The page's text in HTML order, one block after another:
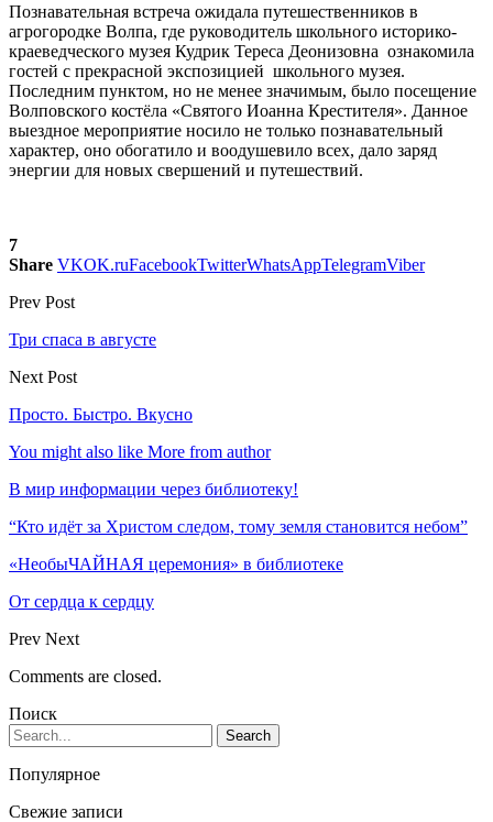
Познавательная встреча ожидала путешественников в
агрогородке Волпа, где руководитель школьного историко-
краеведческого музея Кудрик Тереса Деонизовна ознакомила
гостей с прекрасной экспозицией школьного музея.
Последним пунктом, но не менее значимым, было посещение
Волповского костёла «Святого Иоанна Крестителя». Данное
выездное мероприятие носило не только познавательный
характер, оно обогатило и воодушевило всех, дало заряд
энергии для новых свершений и путешествий.
7
Share VKOK.ruFacebookTwitterWhatsAppTelegramViber
Prev Post
Три спаса в августе
Next Post
Просто. Быстро. Вкусно
You might also like More from author
В мир информации через библиотеку!
“Кто идёт за Христом следом, тому земля становится небом”
«НеобыЧАЙНАЯ церемония» в библиотеке
От сердца к сердцу
Prev Next
Comments are closed.
Поиск
Популярное
Свежие записи